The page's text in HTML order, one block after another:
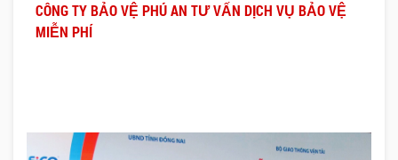
CÔNG TY BẢO VỆ PHÚ AN TƯ VẤN DỊCH VỤ BẢO VỆ
MIỄN PHÍ